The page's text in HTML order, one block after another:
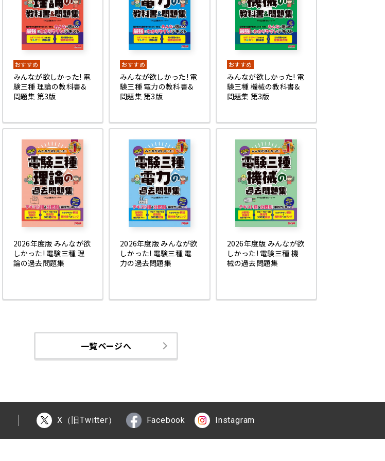
おすすめ
みんなが欲しかった! 電
験三種 理論の教科書&
問題集 第3版
おすすめ
みんなが欲しかった! 電
験三種 電力の教科書&
問題集 第3版
おすすめ
みんなが欲しかった! 電
験三種 機械の教科書&
問題集 第3版
2026年度版 みんなが欲
しかった! 電験三種 理
論の過去問題集
2026年度版 みんなが欲
しかった! 電験三種 電
力の過去問題集
2026年度版 みんなが欲
しかった! 電験三種 機
械の過去問題集
一覧ページへ
X（旧Twitter） Facebook Instagram